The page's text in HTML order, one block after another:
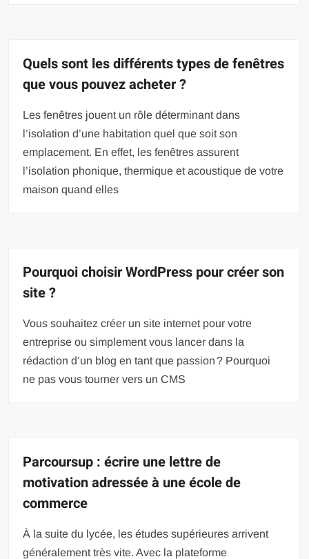
Quels sont les différents types de fenêtres
que vous pouvez acheter ?
Les fenêtres jouent un rôle déterminant dans
l’isolation d’une habitation quel que soit son
emplacement. En effet, les fenêtres assurent
l’isolation phonique, thermique et acoustique de votre
maison quand elles
Pourquoi choisir WordPress pour créer son
site ?
Vous souhaitez créer un site internet pour votre
entreprise ou simplement vous lancer dans la
rédaction d’un blog en tant que passion ? Pourquoi
ne pas vous tourner vers un CMS
Parcoursup : écrire une lettre de
motivation adressée à une école de
commerce
À la suite du lycée, les études supérieures arrivent
généralement très vite. Avec la plateforme